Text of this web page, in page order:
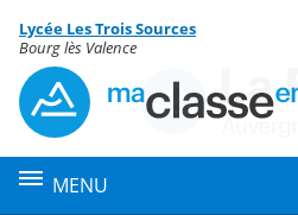
Menu de la rubrique
Contenu
Lycée Les Trois Sources
Bourg lès Valence
MENU